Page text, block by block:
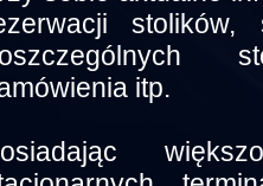
itp.